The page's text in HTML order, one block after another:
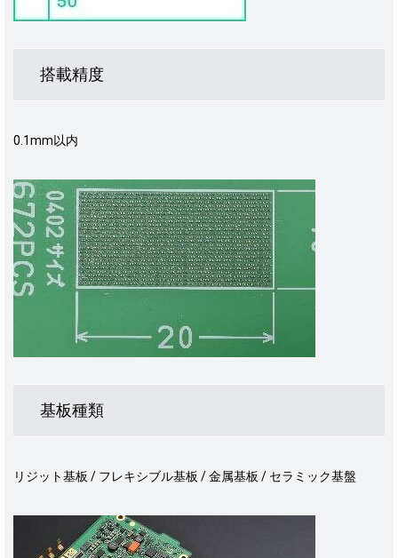
搭載精度
0.1mm以内
基板種類
リジット基板 / フレキシブル基板 / 金属基板 / セラミック基盤